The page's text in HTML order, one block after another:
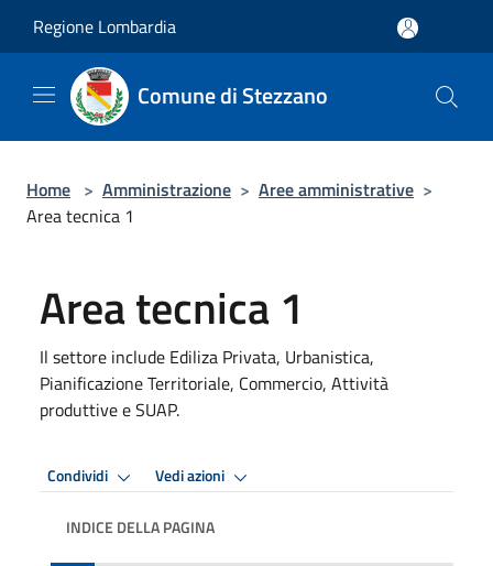
Regione Lombardia
Comune di Stezzano
Home > Amministrazione > Aree amministrative >
Area tecnica 1
Area tecnica 1
Il settore include Ediliza Privata, Urbanistica,
Pianificazione Territoriale, Commercio, Attività
produttive e SUAP.
Condividi Vedi azioni
INDICE DELLA PAGINA